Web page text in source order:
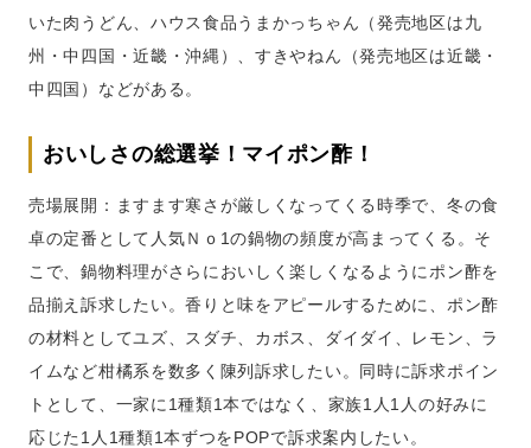
いた肉うどん、ハウス食品うまかっちゃん（発売地区は九
州・中四国・近畿・沖縄）、すきやねん（発売地区は近畿・
中四国）などがある。
おいしさの総選挙！マイポン酢！
売場展開：ますます寒さが厳しくなってくる時季で、冬の食
卓の定番として人気Ｎｏ1の鍋物の頻度が高まってくる。そ
こで、鍋物料理がさらにおいしく楽しくなるようにポン酢を
品揃え訴求したい。香りと味をアピールするために、ポン酢
の材料としてユズ、スダチ、カボス、ダイダイ、レモン、ラ
イムなど柑橘系を数多く陳列訴求したい。同時に訴求ポイン
トとして、一家に1種類1本ではなく、家族1人1人の好みに
応じた1人1種類1本ずつをPOPで訴求案内したい。